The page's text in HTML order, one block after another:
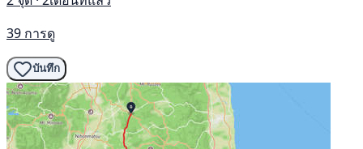
39 การดู
บันทึก